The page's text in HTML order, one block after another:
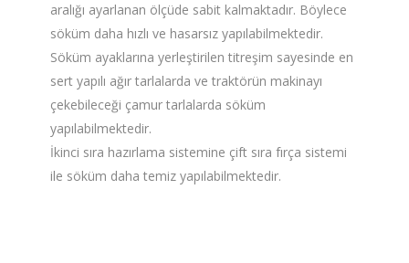
aralığı ayarlanan ölçüde sabit kalmaktadır. Böylece
söküm daha hızlı ve hasarsız yapılabilmektedir.
Söküm ayaklarına yerleştirilen titreşim sayesinde en
sert yapılı ağır tarlalarda ve traktörün makinayı
çekebileceği çamur tarlalarda söküm
yapılabilmektedir.
İkinci sıra hazırlama sistemine çift sıra fırça sistemi
ile söküm daha temiz yapılabilmektedir.